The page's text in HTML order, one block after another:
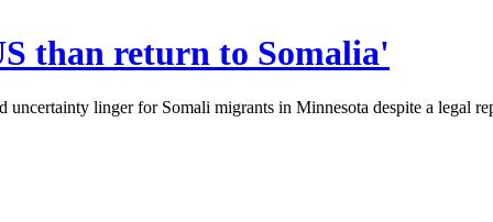
than return to Somalia'
uncertainty linger for Somali migrants in Minnesota despite a legal